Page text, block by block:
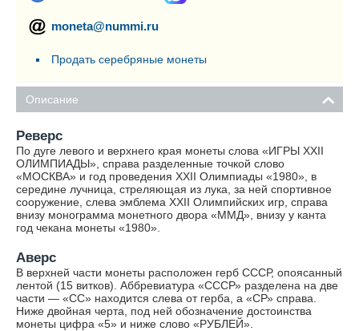
moneta@nummi.ru
Продать серебряные монеты
Описание
Реверс
По дуге левого и верхнего края монеты слова «ИГРЫ XXII
ОЛИМПИАДЫ», справа разделенные точкой слово
«МОСКВА» и год проведения XXII Олимпиады «1980», в
середине лучница, стреляющая из лука, за ней спортивное
сооружение, слева эмблема XXII Олимпийских игр, справа
внизу монограмма монетного двора «ММД», внизу у канта
год чекана монеты «1980».
Аверс
В верхней части монеты расположен герб СССР, опоясанный
лентой (15 витков). Аббревиатура «СССР» разделена на две
части — «СС» находится слева от герба, а «СР» справа.
Ниже двойная черта, под ней обозначение достоинства
монеты цифра «5» и ниже слово «РУБЛЕЙ».